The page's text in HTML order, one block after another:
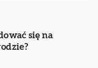
się na